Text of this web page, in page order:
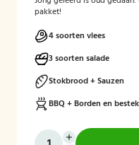
pakket!
4 soorten vlees
3 soorten salade
Stokbrood + Sauzen
BBQ + Borden en bestek